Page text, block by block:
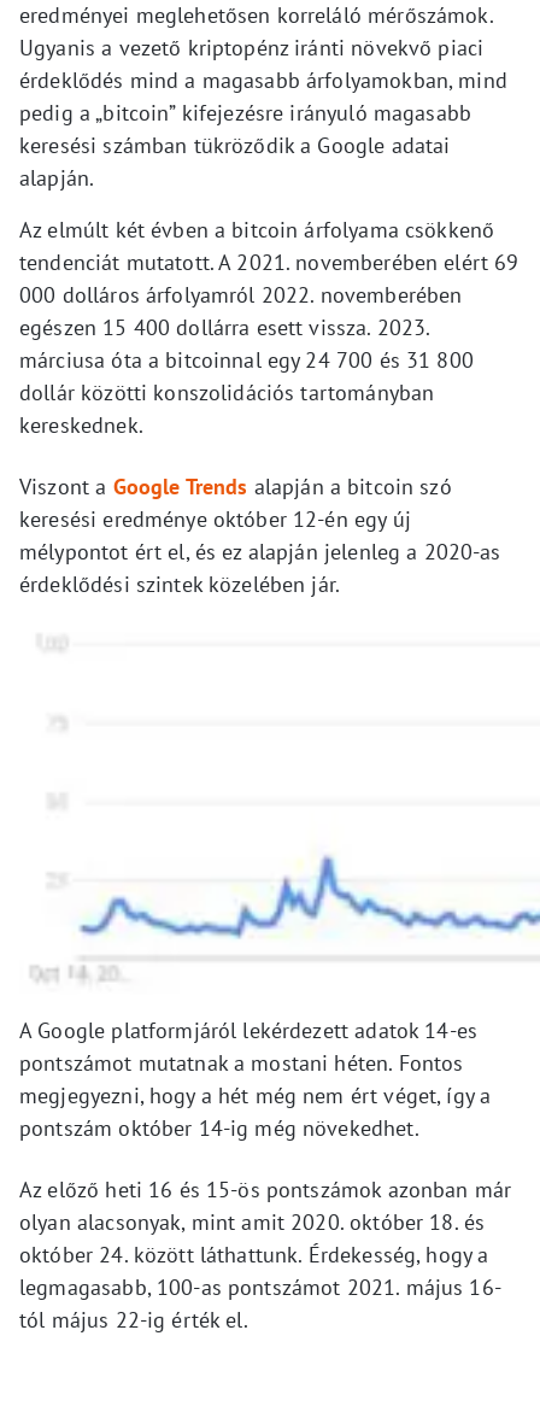
eredményei meglehetősen korreláló mérőszámok.
Ugyanis a vezető kriptopénz iránti növekvő piaci
érdeklődés mind a magasabb árfolyamokban, mind
pedig a „bitcoin” kifejezésre irányuló magasabb
keresési számban tükröződik a Google adatai
alapján.
Az elmúlt két évben a bitcoin árfolyama csökkenő
tendenciát mutatott. A 2021. novemberében elért 69
000 dolláros árfolyamról 2022. novemberében
egészen 15 400 dollárra esett vissza. 2023.
márciusa óta a bitcoinnal egy 24 700 és 31 800
dollár közötti konszolidációs tartományban
kereskednek.
Viszont a Google Trends alapján a bitcoin szó
keresési eredménye október 12-én egy új
mélypontot ért el, és ez alapján jelenleg a 2020-as
érdeklődési szintek közelében jár.
A Google platformjáról lekérdezett adatok 14-es
pontszámot mutatnak a mostani héten. Fontos
megjegyezni, hogy a hét még nem ért véget, így a
pontszám október 14-ig még növekedhet.
Az előző heti 16 és 15-ös pontszámok azonban már
olyan alacsonyak, mint amit 2020. október 18. és
október 24. között láthattunk. Érdekesség, hogy a
legmagasabb, 100-as pontszámot 2021. május 16-
tól május 22-ig érték el.